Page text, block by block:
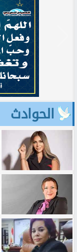
الحوادث